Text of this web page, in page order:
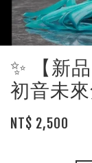
✨ 【新
初音未
NT$ 2,500